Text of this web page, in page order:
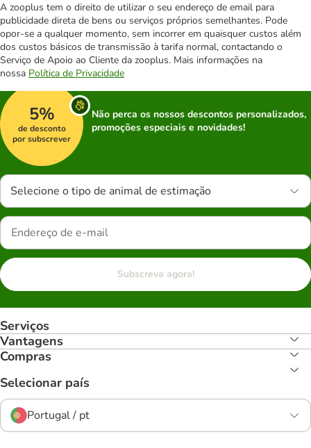
A zooplus tem o direito de utilizar o seu endereço de email para
publicidade direta de bens ou serviços próprios semelhantes. Pode
opor-se a qualquer momento, sem incorrer em quaisquer custos além
dos custos básicos de transmissão à tarifa normal, contactando o
Serviço de Apoio ao Cliente da zooplus. Mais informações na
nossa Política de Privacidade
5%
de desconto
por subscrever
Não perca os nossos descontos personalizados,
promoções especiais e novidades!
Selecione o tipo de animal de estimação
Subscreva agora!
Serviços
Vantagens
Compras
Selecionar país
Portugal / pt